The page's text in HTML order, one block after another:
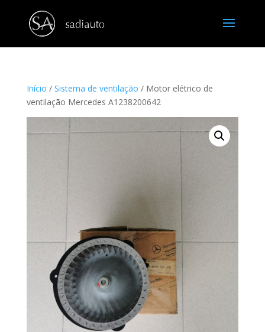
Início / Sistema de ventilação / Motor elétrico de
ventilação Mercedes A1238200642